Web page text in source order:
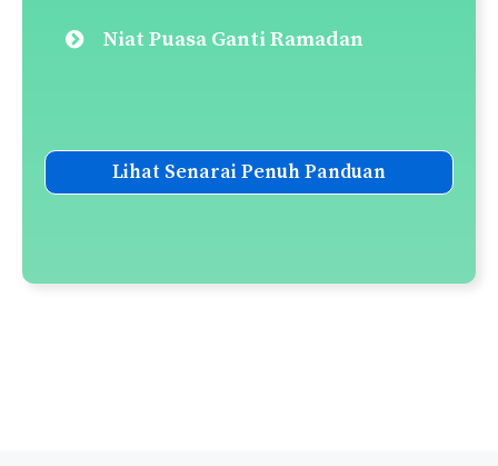
Niat Puasa Ganti Ramadan
Lihat Senarai Penuh Panduan